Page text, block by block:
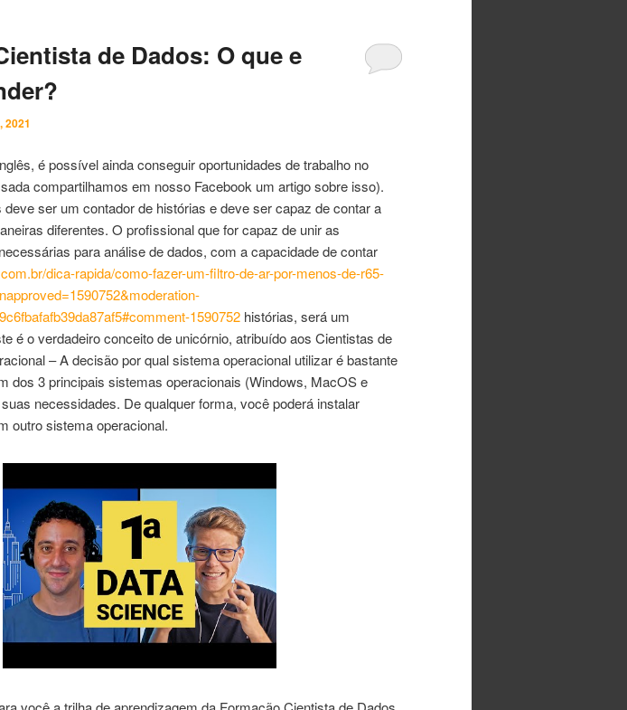
de Dados: O que e
2021
é possível ainda conseguir oportunidades de trabalho no
compartilhamos em nosso Facebook um artigo sobre isso).
ser um contador de histórias e deve ser capaz de contar a
diferentes. O profissional que for capaz de unir as
para análise de dados, com a capacidade de contar
dica-rapida/como-fazer-um-filtro-de-ar-por-menos-de-r65-
1590752 histórias, será um
é o verdadeiro conceito de unicórnio, atribuído aos Cientistas de
– A decisão por qual sistema operacional utilizar é bastante
dos 3 principais sistemas operacionais (Windows, MacOS e
necessidades. De qualquer forma, você poderá instalar
outro sistema operacional.